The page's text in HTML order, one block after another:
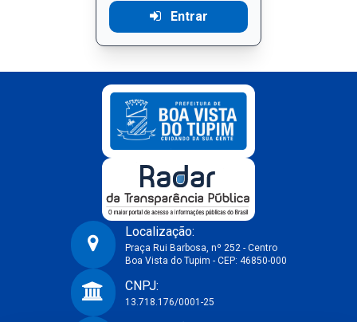
Entrar
Prefeitura Municipal de Boa Vista do Tupim-BA
Localização:
Praça Rui Barbosa, nº 252 - Centro
Boa Vista do Tupim - CEP: 46850-000
CNPJ:
13.718.176/0001-25